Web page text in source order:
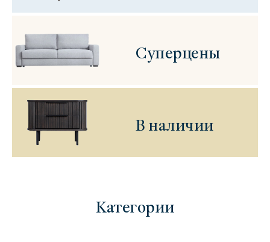
Суперцены
В наличии
Категории